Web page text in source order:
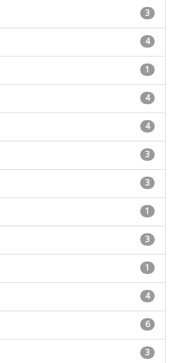
3
4
1
4
4
3
3
1
3
1
4
6
3